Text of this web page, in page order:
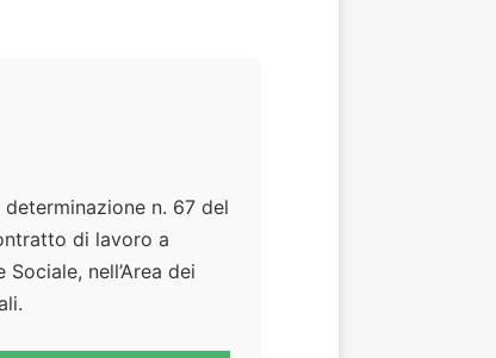
n. 67 del
di lavoro a
nell’Area dei